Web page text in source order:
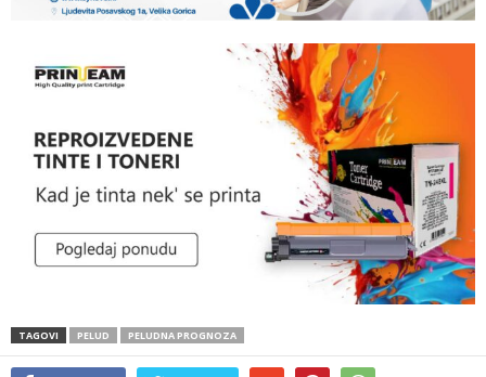
TAGOVI PELUD PELUDNA PROGNOZA